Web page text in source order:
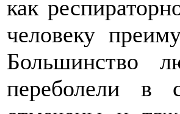
как
человеку
Большинство
переболели в